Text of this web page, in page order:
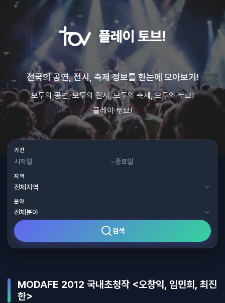
플레이 토브!
전국의 공연, 전시, 축제 정보를 한눈에 모아보기!
모두의 공연, 모두의 전시, 모두의 축제, 모두의 토브!
플레이 토브!
기간
~
지역
분야
검색
MODAFE 2012 국내초청작 <오창익, 임민희, 최진
한>